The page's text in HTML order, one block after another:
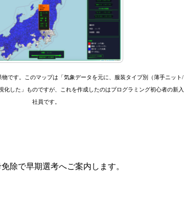
です。このマップは「気象データを元に、服装タイプ別（薄手ニット/
化した」ものですが、これを作成したのはプログラミング初心者の新入
社員です。
除で早期選考へご案内します。